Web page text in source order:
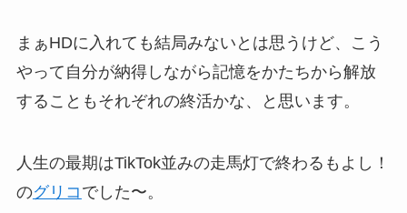
まぁHDに入れても結局みないとは思うけど、こう
やって自分が納得しながら記憶をかたちから解放
することもそれぞれの終活かな、と思います。
人生の最期はTikTok並みの走馬灯で終わるもよし！
のグリコ でした〜。